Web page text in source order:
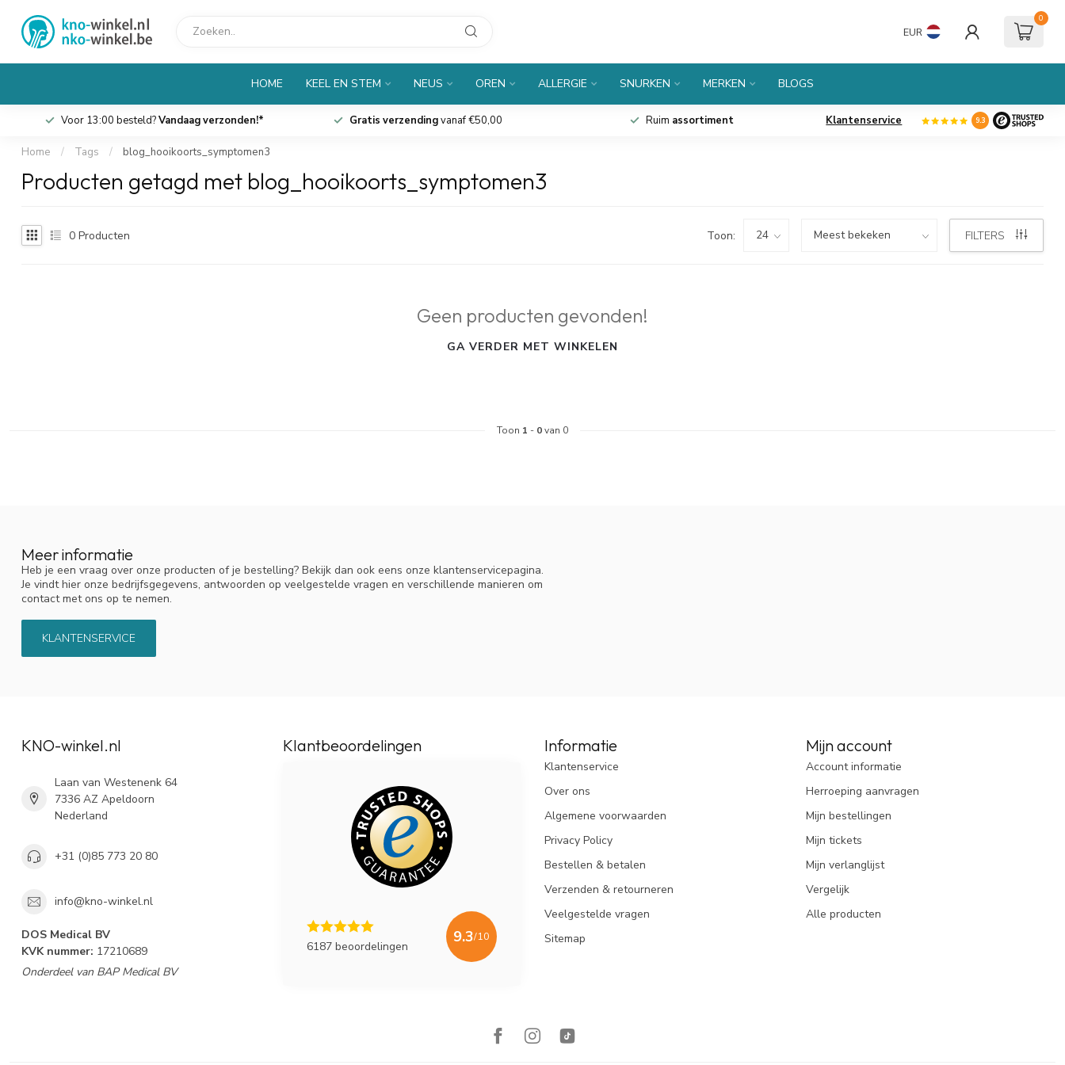
EUR
0
HOME KEEL EN STEM NEUS OREN ALLERGIE SNURKEN MERKEN BLOGS
Voor 13:00 besteld?Vandaag verzonden!* Gratis verzendingvanaf €50,00 Ruim assortiment Klantenservice 9.3
Home / Tags / blog_hooikoorts_symptomen3
Producten getagd met blog_hooikoorts_symptomen3
0 Producten Toon: FILTERS
Geen producten gevonden!
GA VERDER MET WINKELEN
Toon 1 - 0van 0
Meer informatie
Heb je een vraag over onze producten of je bestelling? Bekijk dan ook eens onze klantenservicepagina.
Je vindt hier onze bedrijfsgegevens, antwoorden op veelgestelde vragen en verschillende manieren om
contact met ons op te nemen.
KLANTENSERVICE
KNO-winkel.nl
Laan van Westenenk 64
7336 AZ Apeldoorn
Nederland
+31 (0)85 773 20 80
info@kno-winkel.nl
DOS Medical BV
KVK nummer: 17210689
Onderdeel van BAP Medical BV
Klantbeoordelingen
6187 beoordelingen
9.3/10
Informatie
Klantenservice
Over ons
Algemene voorwaarden
Privacy Policy
Bestellen & betalen
Verzenden & retourneren
Veelgestelde vragen
Sitemap
Mijn account
Account informatie
Herroeping aanvragen
Mijn bestellingen
Mijn tickets
Mijn verlanglijst
Vergelijk
Alle producten